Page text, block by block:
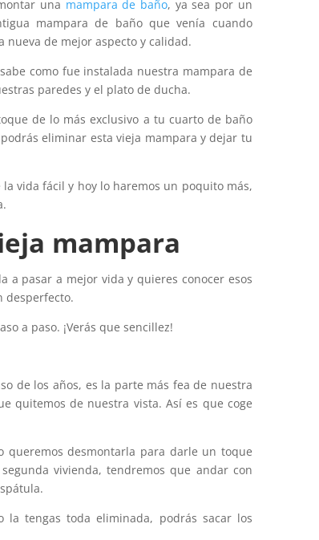
una mampara de baño, ya sea por un
mampara de baño que venía cuando
de mejor aspecto y calidad.
como fue instalada nuestra mampara de
paredes y el plato de ducha.
de lo más exclusivo a tu cuarto de baño
eliminar esta vieja mampara y dejar tu
vida fácil y hoy lo haremos un poquito más,
mampara
a pasar a mejor vida y quieres conocer esos
desperfecto.
a paso. ¡Verás que sencillez!
de los años, es la parte más fea de nuestra
quitemos de nuestra vista. Así es que coge
queremos desmontarla para darle un toque
vivienda, tendremos que andar con
la tengas toda eliminada, podrás sacar los